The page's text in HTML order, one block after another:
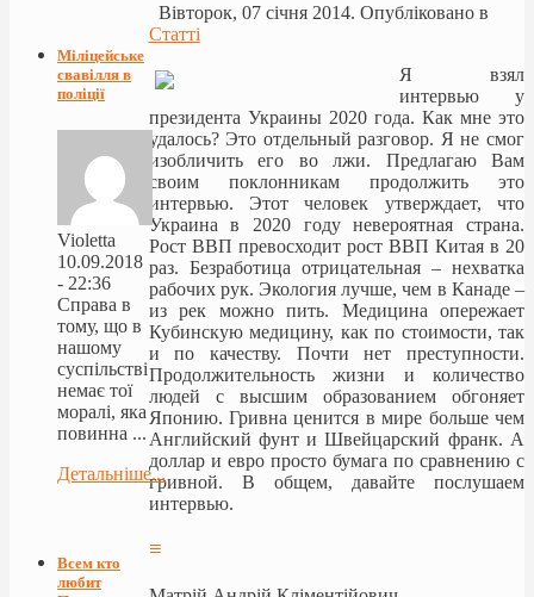
Вівторок, 07 січня 2014. Опубліковано в
Статті
Я взял
интервью у
президента Украины 2020 года. Как мне это
удалось? Это отдельный разговор. Я не смог
изобличить его во лжи. Предлагаю Вам
своим поклонникам продолжить это
интервью. Этот человек утверждает, что
Украина в 2020 году невероятная страна.
Рост ВВП превосходит рост ВВП Китая в 20
раз. Безработица отрицательная – нехватка
рабочих рук. Экология лучше, чем в Канаде –
из рек можно пить. Медицина опережает
Кубинскую медицину, как по стоимости, так
и по качеству. Почти нет преступности.
Продолжительность жизни и количество
людей с высшим образованием обгоняет
Японию. Гривна ценится в мире больше чем
Английский фунт и Швейцарский франк. А
доллар и евро просто бумага по сравнению с
гривной. В общем, давайте послушаем
интервью.
≡
Міліцейське
свавілля в
поліції
Violetta
10.09.2018
- 22:36
Справа в
тому, що в
нашому
суспільстві
немає тої
моралі, яка
повинна ...
Детальніше...
Всем кто
любит